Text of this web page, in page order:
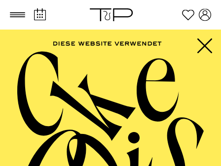
Zum Hauptinhalt springen Zum Footer springen
AALTO BALLETT